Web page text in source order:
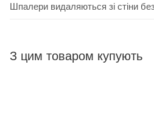
Шпалери видаляються зі стіни
З цим товаром купують